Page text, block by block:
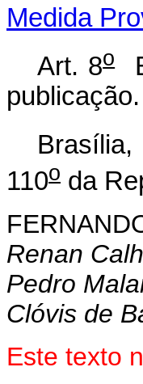
Medida
Art. 8o
publicação.
110o da
Renan
Pedro
Clóvis de
Este texto